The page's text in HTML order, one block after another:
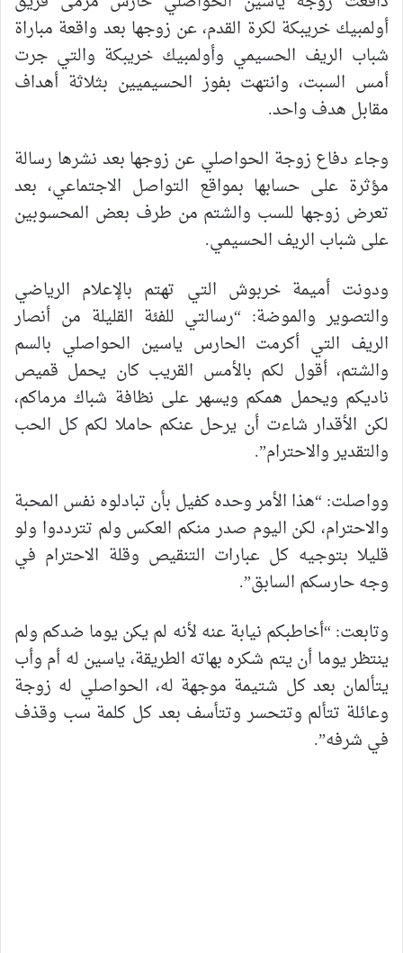
أولمبيك خريبكة لكرة القدم، عن زوجها بعد واقعة مباراة
شباب الريف الحسيمي وأولمبيك خريبكة والتي جرت
أمس السبت، وانتهت بفوز الحسيميين بثلاثة أهداف
مقابل هدف واحد.
وجاء دفاع زوجة الحواصلي عن زوجها بعد نشرها رسالة
مؤثرة على حسابها بمواقع التواصل الاجتماعي، بعد
تعرض زوجها للسب والشتم من طرف بعض المحسوبين
على شباب الريف الحسيمي.
ودونت أميمة خربوش التي تهتم بالإعلام الرياضي
والتصوير والموضة: “رسالتي للفئة القليلة من أنصار
الريف التي أكرمت الحارس ياسين الحواصلي بالسم
والشتم، أقول لكم بالأمس القريب كان يحمل قميص
ناديكم ويحمل همكم ويسهر على نظافة شباك مرماكم،
لكن الأقدار شاءت أن يرحل عنكم حاملا لكم كل الحب
والتقدير والاحترام”.
وواصلت: “هذا الأمر وحده كفيل بأن تبادلوه نفس المحبة
والاحترام، لكن اليوم صدر منكم العكس ولم تترددوا ولو
قليلا بتوجيه كل عبارات التنقيص وقلة الاحترام في
وجه حارسكم السابق”.
وتابعت: “أخاطبكم نيابة عنه لأنه لم يكن يوما ضدكم ولم
ينتظر يوما أن يتم شكره بهاته الطريقة، ياسين له أم وأب
يتألمان بعد كل شتيمة موجهة له، الحواصلي له زوجة
وعائلة تتألم وتتحسر وتتأسف بعد كل كلمة سب وقذف
في شرفه”.